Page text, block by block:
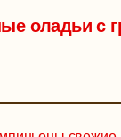
оладьи с